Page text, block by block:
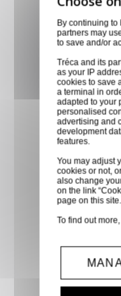
dans
Europe
mise à
à
By continuing to
partners may
to save and/or
Tréca and its
as your IP
cookies to save
a terminal in
adapted to your
personalised
advertising and
development
features.
You may adjust
cookies or not,
also change
on the link
page on this site.
To find out